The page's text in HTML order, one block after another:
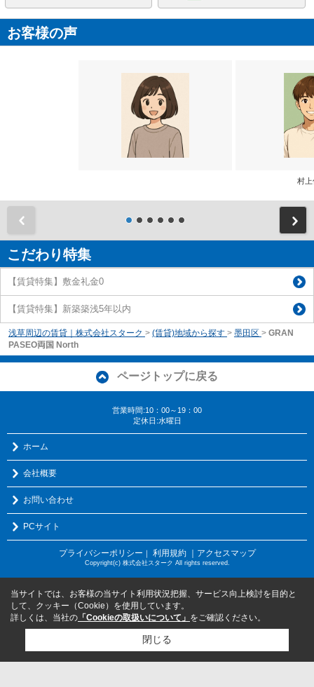
お客様の声
村上
こだわり特集
【賃貸特集】敷金礼金0
【賃貸特集】新築築浅5年以内
浅草周辺の賃貸｜株式会社スターク > (賃貸)地域から探す > 墨田区 > GRAN
PASEO両国 North
ページトップに戻る
営業時間:10：00～19：00
定休日:水曜日
ホーム
会社概要
お問い合わせ
PCサイト
プライバシーポリシー 利用規約 ｜アクセスマップ
Copyright(c) 株式会社スターク All rights reserved.
当サイトでは、お客様の当サイト利用状況把握、サービス向上検討を目的と
して、クッキー（Cookie）を使用しています。
詳しくは、当社の 「Cookieの取扱いについて」 をご確認ください。
閉じる